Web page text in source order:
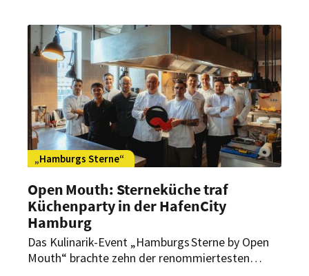
aus einer anderen Perspektive kennenzulernen.
„Hamburgs Sterne“
Open Mouth: Sterneküche traf
Küchenparty in der HafenCity
Hamburg
Das Kulinarik-Event „Hamburgs Sterne by Open
Mouth“ brachte zehn der renommiertesten